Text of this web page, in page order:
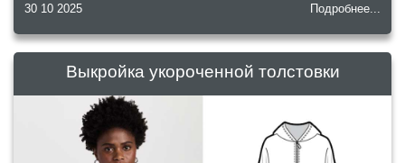
30 10 2025 Подробнее...
Выкройка укороченной толстовки